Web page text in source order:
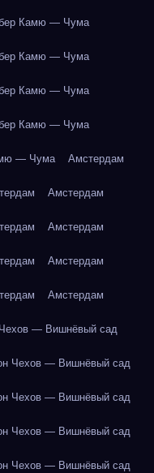
Камю — Чума
Камю — Чума
Камю — Чума
Камю — Чума
— Чума Амстердам
Амстердам
Амстердам
Амстердам
Амстердам
— Вишнёвый сад
Чехов — Вишнёвый сад
Чехов — Вишнёвый сад
Чехов — Вишнёвый сад
Чехов — Вишнёвый сад